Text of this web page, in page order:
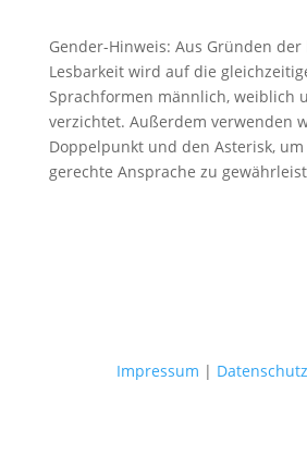
Gender-Hinweis: Aus Gründen der
Lesbarkeit wird auf die
Sprachformen männlich, weiblich
verzichtet. Außerdem verwenden
Doppelpunkt und den Asterisk,
gerechte Ansprache zu
Impressum | Datenschutz